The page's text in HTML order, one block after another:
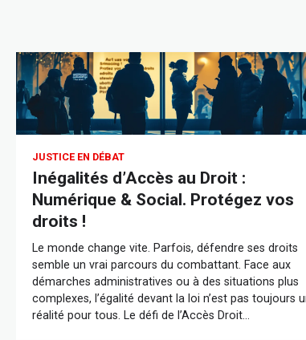
JUSTICE EN DÉBAT
Inégalités d’Accès au Droit :
Numérique & Social. Protégez vos
droits !
Le monde change vite. Parfois, défendre ses droits
semble un vrai parcours du combattant. Face aux
démarches administratives ou à des situations plus
complexes, l’égalité devant la loi n’est pas toujours
réalité pour tous. Le défi de l’Accès Droit…